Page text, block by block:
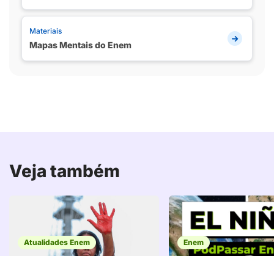
Materiais
Mapas Mentais do Enem
Veja também
Atualidades Enem Enem